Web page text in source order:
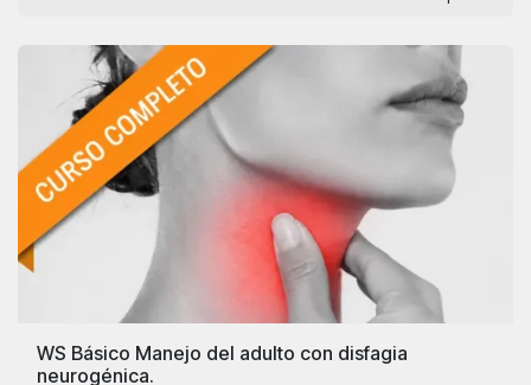
WS Básico Manejo del adulto con disfagia
neurogénica.